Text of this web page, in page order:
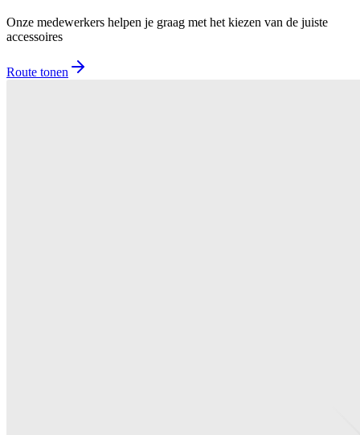
Onze medewerkers helpen je graag met het kiezen van de juiste
accessoires
Route tonen